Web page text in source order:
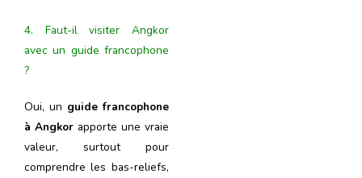
4. Faut-il visiter Angkor
avec un guide francophone
?
Oui, un guide francophone
à Angkorapporte une vraie
valeur, surtout pour
comprendre les bas-reliefs,